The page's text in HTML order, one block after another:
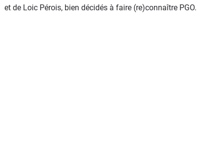
et de Loic Pérois, bien décidés à faire (re)connaître PGO.